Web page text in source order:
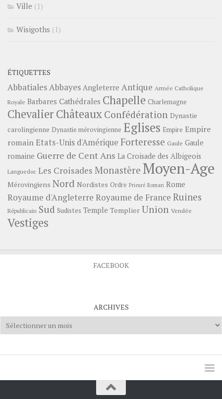
Ville (1)
Wisigoths (1)
ÉTIQUETTES
Abbatiales Abbayes Angleterre Antique Armée Catholique
Royale Barbares Cathédrales Chapelle Charlemagne
ChevalierChâteauxConfédération Dynastie
carolingienne Dynastie mérovingienne Eglises Empire Empire
romainEtats-Unis d'Amérique Forteresse Gaule Gaule
romaine Guerre de Cent Ans La Croisade des Albigeois
Languedoc Les Croisades Monastère Moyen-Age
Mérovingiens Nord Nordistes Ordre Prieuré Roman Rome
Royaume d'Angleterre Royaume de France Ruines
Républicain Sud Sudistes Temple Templier Union Vendée
Vestiges
FACEBOOK
ARCHIVES
Archives